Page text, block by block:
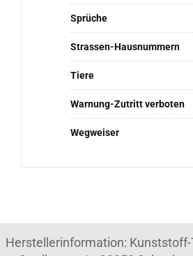
Sprüche
Strassen-Hausnummern
Tiere
Warnung-Zutritt verboten
Wegweiser
Herstellerinformation: Kunststoff-